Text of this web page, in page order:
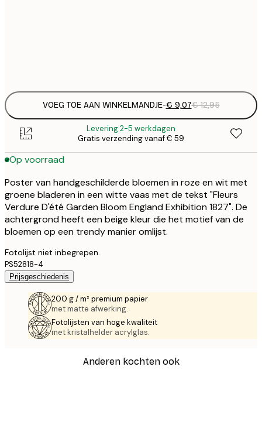
VOEG TOE AAN WINKELMANDJE-€ 9,07€ 12,95
Levering 2-5 werkdagen
Gratis verzending vanaf € 59
Op voorraad
Poster van handgeschilderde bloemen in roze en wit met
groene bladeren in een witte vaas met de tekst "Fleurs
Verdure D'été Garden Bloom England Exhibition 1827". De
achtergrond heeft een beige kleur die het motief van de
bloemen op een trendy manier omlijst.
Fotolijst niet inbegrepen.
PS52818-4
Prijsgeschiedenis
200 g / m² premium papier
met matte afwerking.
Fotolijsten van hoge kwaliteit
met kristalhelder acrylglas.
Anderen kochten ook